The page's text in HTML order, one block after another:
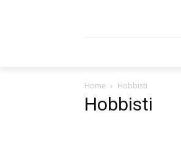
Home Hobbisti
Hobbisti